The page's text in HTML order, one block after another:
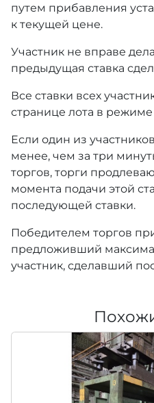
путем прибавления
к текущей цене.
Участник не вправе
предыдущая ставка
Все ставки всех
странице лота в
Если один из
менее, чем за три
торгов, торги
момента подачи этой
последующей ставки.
Победителем торгов
предложивший
участник, сделавший